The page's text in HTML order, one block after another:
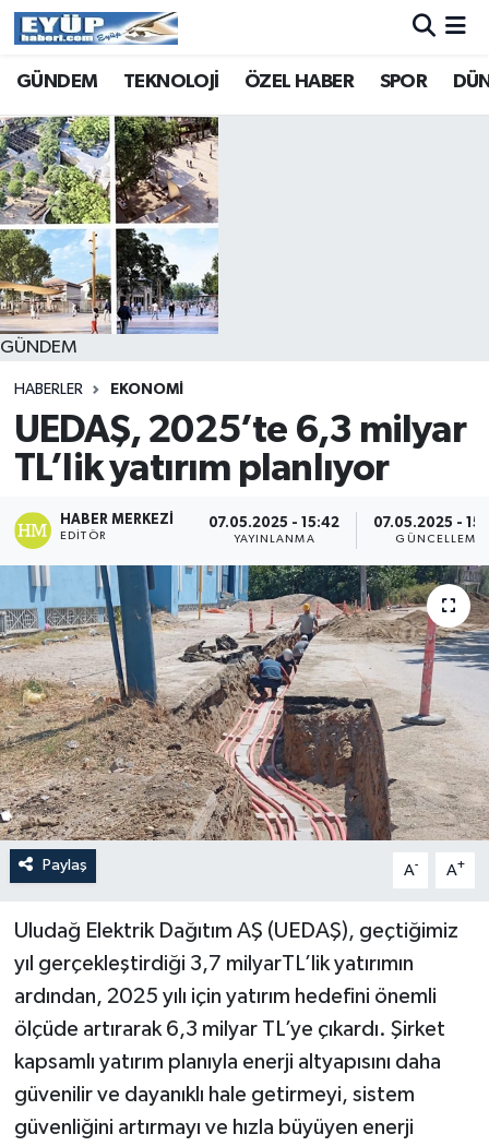
GÜNDEM TEKNOLOJİ ÖZEL HABER SPOR
GÜNDEM
HABERLER EKONOMİ
UEDAŞ, 2025’te 6,3 milyar
TL’lik yatırım planlıyor
HABER MERKEZI
EDITÖR
07.05.2025 - 15:42
YAYINLANMA
07.05.2025 -
GÜNCELLEME
Paylaş A- A+
Uludağ Elektrik Dağıtım AŞ (UEDAŞ), geçtiğimiz
yıl gerçekleştirdiği 3,7 milyarTL’lik yatırımın
ardından, 2025 yılı için yatırım hedefini önemli
ölçüde artırarak 6,3 milyar TL’ye çıkardı. Şirket
kapsamlı yatırım planıyla enerji altyapısını daha
güvenilir ve dayanıklı hale getirmeyi, sistem
güvenliğini artırmayı ve hızla büyüyen enerji